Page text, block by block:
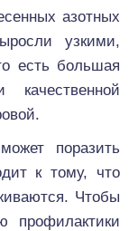
азотных
узкими,
есть большая
поразить
к тому, что
Чтобы
профилактики